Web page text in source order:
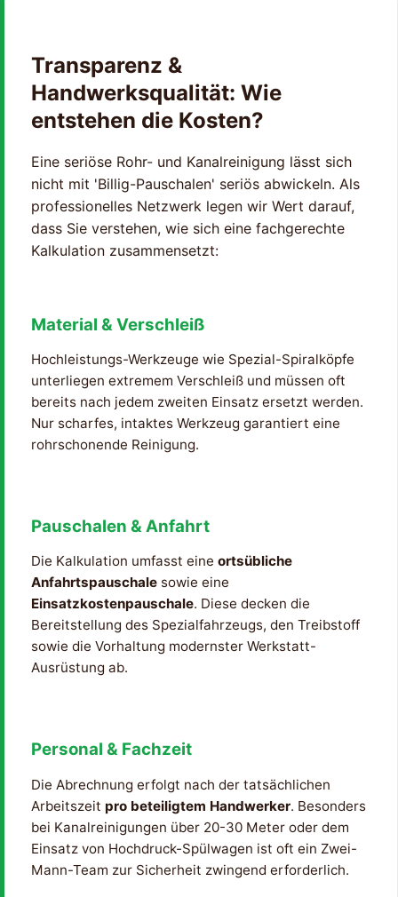
Transparenz &
Handwerksqualität: Wie
entstehen die Kosten?
Eine seriöse Rohr- und Kanalreinigung lässt sich
nicht mit 'Billig-Pauschalen' seriös abwickeln. Als
professionelles Netzwerk legen wir Wert darauf,
dass Sie verstehen, wie sich eine fachgerechte
Kalkulation zusammensetzt:
Material & Verschleiß
Hochleistungs-Werkzeuge wie Spezial-Spiralköpfe
unterliegen extremem Verschleiß und müssen oft
bereits nach jedem zweiten Einsatz ersetzt werden.
Nur scharfes, intaktes Werkzeug garantiert eine
rohrschonende Reinigung.
Pauschalen & Anfahrt
Die Kalkulation umfasst eine ortsübliche
Anfahrtspauschale sowie eine
Einsatzkostenpauschale. Diese decken die
Bereitstellung des Spezialfahrzeugs, den Treibstoff
sowie die Vorhaltung modernster Werkstatt-
Ausrüstung ab.
Personal & Fachzeit
Die Abrechnung erfolgt nach der tatsächlichen
Arbeitszeit pro beteiligtem Handwerker. Besonders
bei Kanalreinigungen über 20-30 Meter oder dem
Einsatz von Hochdruck-Spülwagen ist oft ein Zwei-
Mann-Team zur Sicherheit zwingend erforderlich.